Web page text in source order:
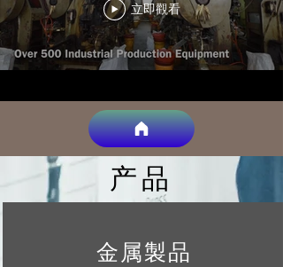
立即觀看
金属製品
产品